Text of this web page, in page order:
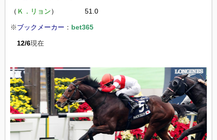
（ Ｋ．リョン） 51.0
※ブックメーカー ： bet365
12/6現在